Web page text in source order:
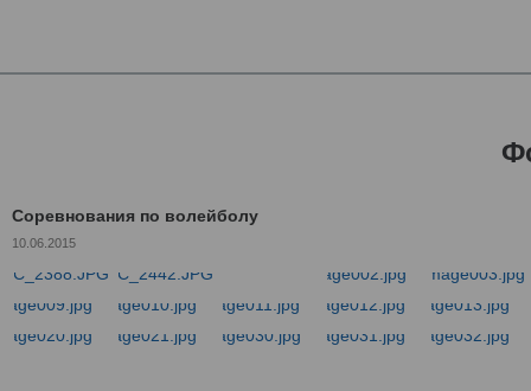
Соревнования по волейболу
10.06.2015